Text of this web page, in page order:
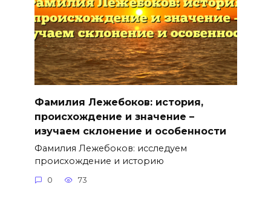
Фамилия Лежебоков: история,
происхождение и значение –
изучаем склонение и особенности
Фамилия Лежебоков: исследуем
происхождение и историю
0 73